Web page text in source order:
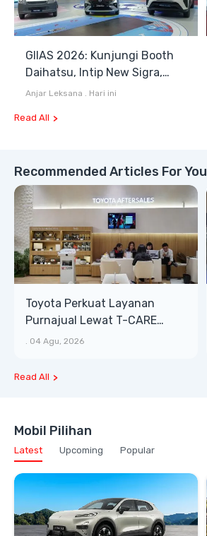
GIIAS 2026: Kunjungi Booth
Daihatsu, Intip New Sigra,
Terios SE hingga Gran Max
Anjar Leksana . Hari ini
Read All
Recommended Articles For You
Toyota Perkuat Layanan
Purnajual Lewat T-CARE
XTRA, Manfaat Lebih Besar
. 04 Agu, 2026
Read All
Mobil Pilihan
Latest Upcoming Popular